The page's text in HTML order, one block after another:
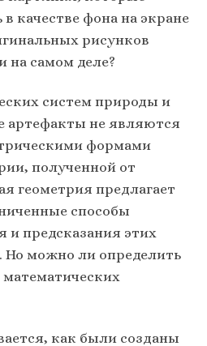
качестве фона на экране
рисунков
на самом деле?
систем природы и
артефакты не являются
формами
полученной от
геометрия предлагает
способы
и предсказания этих
можно ли определить
как были созданы